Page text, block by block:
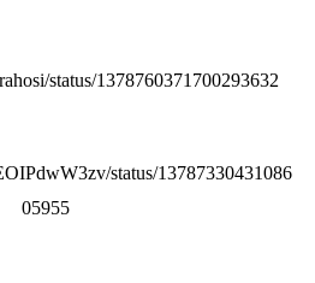
status/1378760371700293632
status/13787330431086
05955